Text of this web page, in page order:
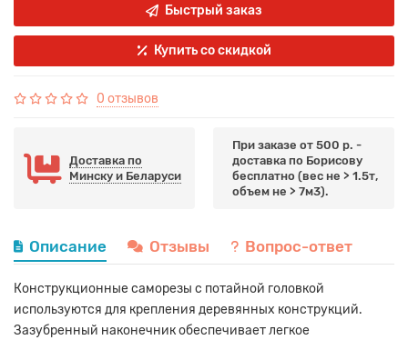
Быстрый заказ
Купить со скидкой
0 отзывов
Доставка по
Минску и Беларуси
При заказе от 500 р. -
доставка по Борисову
бесплатно (вес не > 1.5т,
объем не > 7м3).
Описание Отзывы Вопрос-ответ
Конструкционные саморезы с потайной головкой
используются для крепления деревянных конструкций.
Зазубренный наконечник обеспечивает легкое